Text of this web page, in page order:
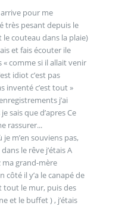
pour me
très pesant depuis le
décès, comme on dit il remuait le couteau dans la plaie)
et fais écouter ile
« comme si il allait venir
idiot c’est pas
inventé c’est tout »
j’ai
rassurer...
m’en souviens pas,
le rêve j’étais A
côté il y’a le canapé de
tout le mur, puis des
et le buffet ) , j’étais